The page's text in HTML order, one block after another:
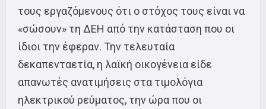
τους εργαζόμενους ότι ο στόχος τους είναι να
«σώσουν» τη ΔΕΗ από την κατάσταση που οι
ίδιοι την έφεραν. Την τελευταία
δεκαπενταετία, η λαϊκή οικογένεια είδε
απανωτές ανατιμήσεις στα τιμολόγια
ηλεκτρικού ρεύματος, την ώρα που οι